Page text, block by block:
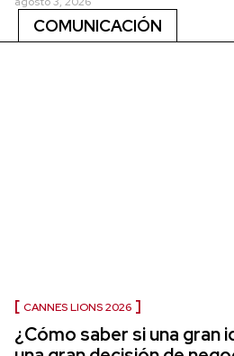
COMUNICACIÓN
CANNES LIONS 2026
¿Cómo saber si una gran